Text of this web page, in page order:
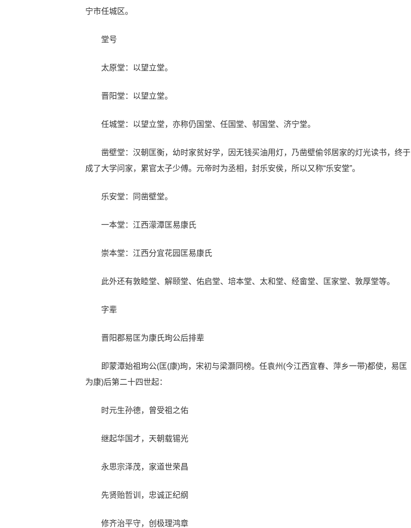
宁市任城区。
堂号
太原堂：以望立堂。
晋阳堂：以望立堂。
任城堂：以望立堂，亦称仍国堂、任国堂、邿国堂、济宁堂。
凿壁堂：汉朝匡衡，幼时家贫好学，因无钱买油用灯，乃凿壁偷邻居家的灯光读书，终于
成了大学问家，累官太子少傅。元帝时为丞相，封乐安侯，所以又称“乐安堂”。
乐安堂：同凿壁堂。
一本堂：江西濛潭匡易康氏
崇本堂：江西分宜花园匡易康氏
此外还有敦睦堂、解颐堂、佑启堂、培本堂、太和堂、经畲堂、匡家堂、敦厚堂等。
字辈
晋阳郡易匡为康氏珣公后排辈
即蒙潭始祖珣公(匡(康)珣，宋初与梁灏同榜。任袁州(今江西宜春、萍乡一带)都使，易匡
为康)后第二十四世起：
时元生孙德，曾受祖之佑
继起华国才，天朝载锡光
永思宗泽茂，家道世荣昌
先贤贻哲训，忠诚正纪纲
修齐治平守，创极理鸿章